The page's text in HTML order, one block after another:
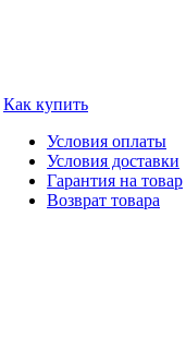
Как купить
Условия оплаты
Условия доставки
Гарантия на товар
Возврат товара